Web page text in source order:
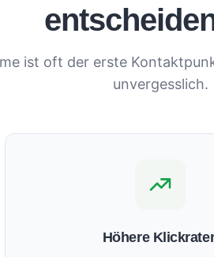
ist oft der erste
unvergesslich.
Höhere